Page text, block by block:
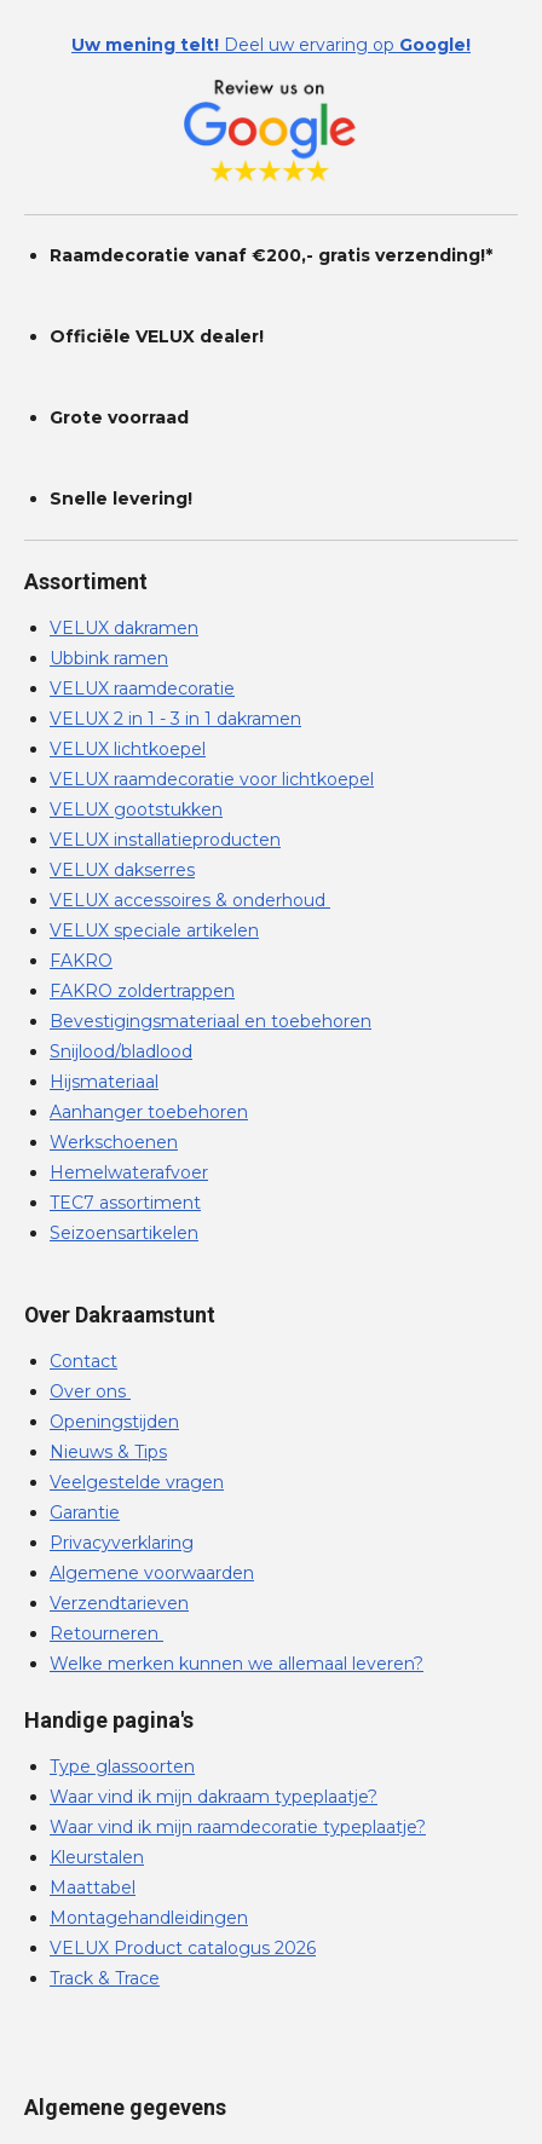
e
n
n n
e
n
e
n
Uw mening telt! Deel uw ervaring op Google!
Raamdecoratie vanaf €200,- gratis verzending!*
Officiële VELUX dealer!
Grote voorraad
Snelle levering!
Assortiment
VELUX dakramen
Ubbink ramen
VELUX raamdecoratie
VELUX 2 in 1 - 3 in 1 dakramen
VELUX lichtkoepel
VELUX raamdecoratie voor lichtkoepel
VELUX gootstukken
VELUX installatieproducten
VELUX dakserres
VELUX accessoires & onderhoud
VELUX speciale artikelen
FAKRO
FAKRO zoldertrappen
Bevestigingsmateriaal en toebehoren
Snijlood/bladlood
Hijsmateriaal
Aanhanger toebehoren
Werkschoenen
Hemelwaterafvoer
TEC7 assortiment
Seizoensartikelen
Over Dakraamstunt
Contact
Over ons
Openingstijden
Nieuws & Tips
Veelgestelde vragen
Garantie
Privacyverklaring
Algemene voorwaarden
Verzendtarieven
Retourneren
Welke merken kunnen we allemaal leveren?
Handige pagina's
Type glassoorten
Waar vind ik mijn dakraam typeplaatje?
Waar vind ik mijn raamdecoratie typeplaatje?
Kleurstalen
Maattabel
Montagehandleidingen
VELUX Product catalogus 2026
Track & Trace
Algemene gegevens